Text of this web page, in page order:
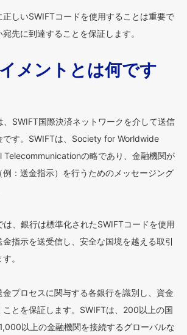
しいSWIFTコードを使用することは重要で
先に到達することを保証します。
メントとは何です
、SWIFT国際決済ネットワークを介して送信
です。SWIFTは、Society for Worldwide
の略であり、金融機関が
：送金指示）を行うためのメッセージング
は、銀行は標準化されたSWIFTコードを使用
金指示を送受信し、安全な国境を越える取引
。
金プロセスに関与する各銀行を識別し、資金
とを保証します。SWIFTは、200以上の国
以上の金融機関を接続するグローバルな